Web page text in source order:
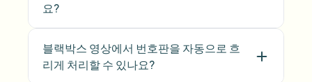
요?
블랙박스 영상에서 번호판을 자동으로 흐
리게 처리할 수 있나요?